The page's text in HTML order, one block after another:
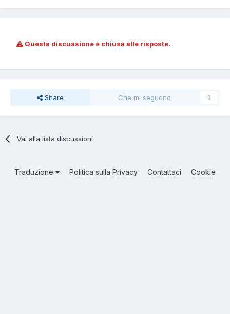
Questa discussione è chiusa alle risposte.
Share Che mi seguono 0
Vai alla lista discussioni
Traduzione Politica sulla Privacy Contattaci Cookie